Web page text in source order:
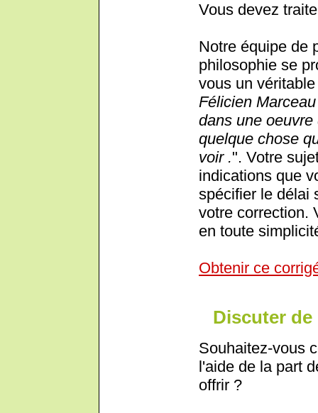
Vous devez
Notre équipe de
philosophie se
vous un
Félicien
dans une
quelque chose
voir .". Votre
indications que
spécifier le délai
votre correction.
en toute
Obtenir ce
Discuter de
Souhaitez-vous
l'aide de la part
offrir ?